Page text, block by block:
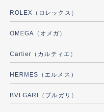
ROLEX（ロレックス）
OMEGA（オメガ）
Cartier（カルティエ）
HERMES（エルメス）
BVLGARI（ブルガリ）